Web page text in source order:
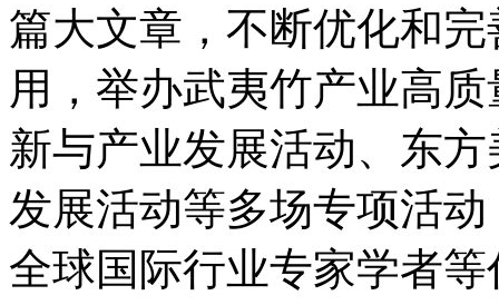
篇大文章，不断优化和
用，举办武夷竹产业高
新与产业发展活动、东
发展活动等多场专项活
全球国际行业专家学者